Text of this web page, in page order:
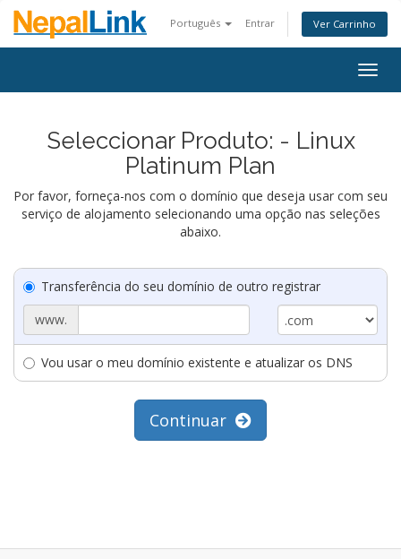
Português Entrar Ver Carrinho
Seleccionar Produto: - Linux
Platinum Plan
Por favor, forneça-nos com o domínio que deseja usar com seu
serviço de alojamento selecionando uma opção nas seleções
abaixo.
Transferência do seu domínio de outro registrar
www.
Vou usar o meu domínio existente e atualizar os DNS
Continuar